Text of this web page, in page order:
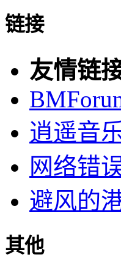
链接
友情链
逍遥音
网络错
避风的
其他